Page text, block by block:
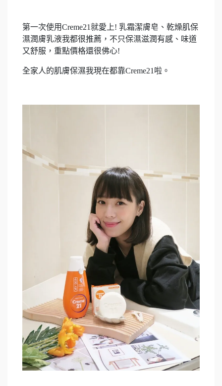
第一次使用Creme21就愛上! 乳霜潔膚皂、乾燥肌保
濕潤膚乳液我都很推薦，不只保濕滋潤有感、味道
又舒服，重點價格還很佛心!
全家人的肌膚保濕我現在都靠Creme21啦。